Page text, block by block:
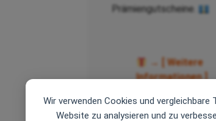
Wir verwenden Cookies und vergleichbare
Website zu analysieren und zu
Prämiengutscheine.
→ [ Weitere
Informationen ]
→ [ Coupon